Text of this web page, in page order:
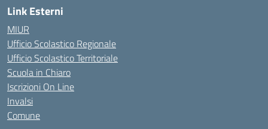
Link Esterni
MIUR
Ufficio Scolastico Regionale
Ufficio Scolastico Territoriale
Scuola in Chiaro
Iscrizioni On Line
Invalsi
Comune